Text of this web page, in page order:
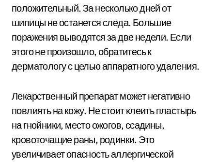
положительный. За несколько дней от
шипицы не останется следа. Большие
поражения выводятся за две недели. Если
этого не произошло, обратитесь к
дерматологу с целью аппаратного удаления.
Лекарственный препарат может негативно
повлиять на кожу. Не стоит клеить пластырь
на гнойники, место ожогов, ссадины,
кровоточащие раны, родинки. Это
увеличивает опасность аллергической